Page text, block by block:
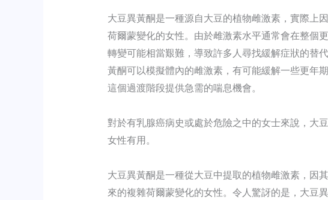
大豆異黃酮是一種源自大豆的植物雌激素，實際上
荷爾蒙變化的女性。由於雌激素水平通常會在整個
轉變可能相當艱難，導致許多人尋找緩解症狀的替
黃酮可以模擬體內的雌激素，有可能緩解一些更年
這個過渡階段提供急需的喘息機會。
對於有乳腺癌病史或處於危險之中的女士來說，大
女性有用。
大豆異黃酮是一種從大豆中提取的植物雌激素，因
來的複雜荷爾蒙變化的女性。令人驚訝的是，大豆